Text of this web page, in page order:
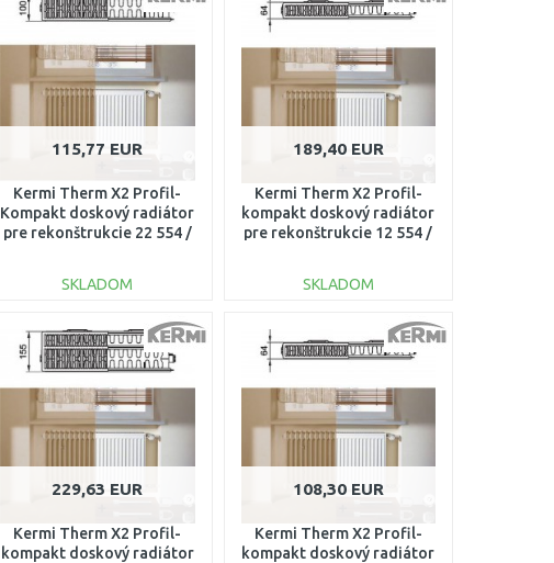
115,77 EUR
Kermi Therm X2 Profil-
Kompakt doskový radiátor
pre rekonštrukcie 22 554 /
SKLADOM
DO KOŠÍKA
Porovnať
189,40 EUR
Kermi Therm X2 Profil-
kompakt doskový radiátor
pre rekonštrukcie 12 554 /
SKLADOM
DO KOŠÍKA
229,63 EUR
Kermi Therm X2 Profil-
kompakt doskový radiátor
108,30 EUR
Kermi Therm X2 Profil-
kompakt doskový radiátor